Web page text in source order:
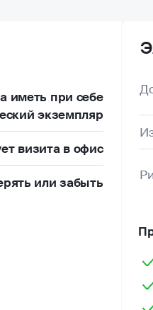
иметь при себе
экземпляр
визита в офис
или забыть